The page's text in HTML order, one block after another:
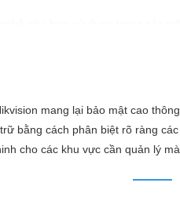
đầy đủ chi tiết và chính xác mọi
mang lại bảo mật cao
bằng cách phân biệt rõ ràng
cho các khu vực cần quản lý